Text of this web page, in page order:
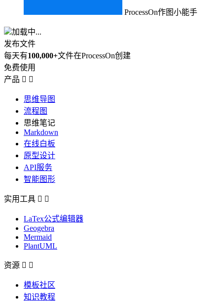
ProcessOn作图小能手
加载中...
发布文件
每天有100,000+文件在ProcessOn创建
免费使用
产品  
思维导图
流程图
思维笔记
Markdown
在线白板
原型设计
API服务
智能图形
实用工具  
LaTex公式编辑器
Geogebra
Mermaid
PlantUML
资源  
模板社区
知识教程